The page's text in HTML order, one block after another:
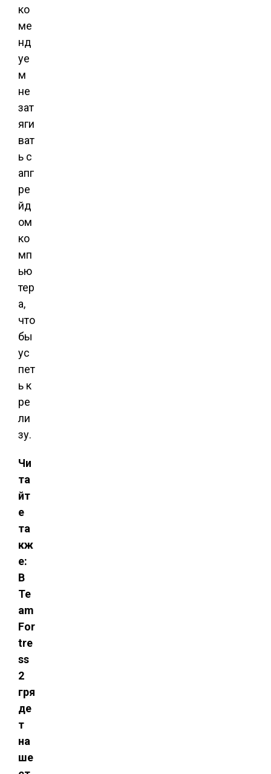
ко
ме
нд
уе
м
не
зат
яги
ват
ь с
апг
ре
йд
ом
ко
мп
ью
тер
а,
что
бы
ус
пет
ь к
ре
ли
зу.
Чи
та
йт
е
та
кж
е:
В
Te
am
For
tre
ss
2
гря
де
т
на
ше